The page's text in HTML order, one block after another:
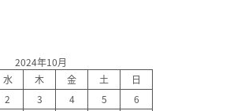
2024年10月
水 木 金 土
日
2 3 4 5
6